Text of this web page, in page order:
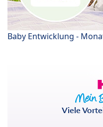
Baby Entwicklung -
Viele